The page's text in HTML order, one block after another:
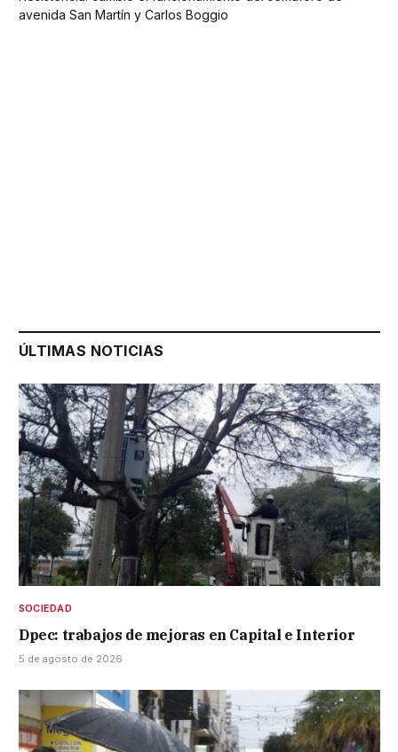
avenida San Martín y Carlos Boggio
ÚLTIMAS NOTICIAS
SOCIEDAD
Dpec: trabajos de mejoras en Capital e Interior
5 de agosto de 2026